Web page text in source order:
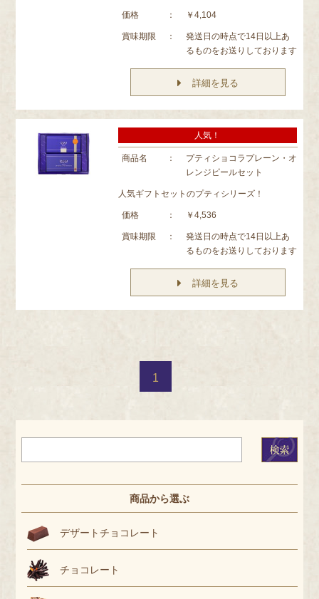
価格 ： ￥4,104
賞味期限 ：
発送日の時点で14日以上あ
るものをお送りしております
詳細を見る
人気！
商品名 ：
プティショコラプレーン・オ
レンジピールセット
人気ギフトセットのプティシリーズ！
価格 ： ￥4,536
賞味期限 ：
発送日の時点で14日以上あ
るものをお送りしております
詳細を見る
1
商品から選ぶ
デザートチョコレート
チョコレート